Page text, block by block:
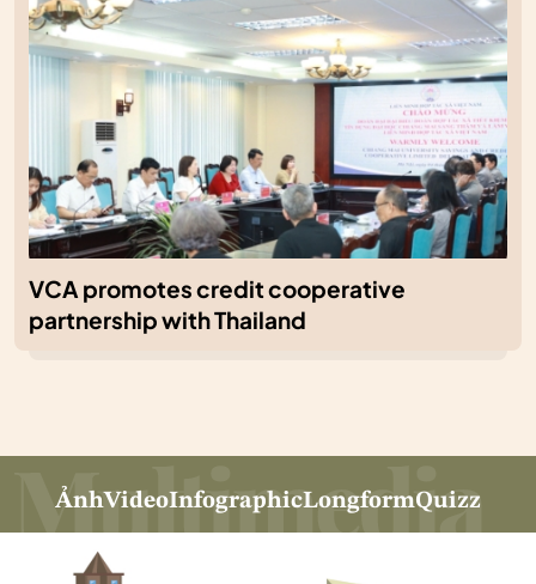
VCA promotes credit cooperative
partnership with Thailand
ẢnhVideoInfographicLongformQuizz